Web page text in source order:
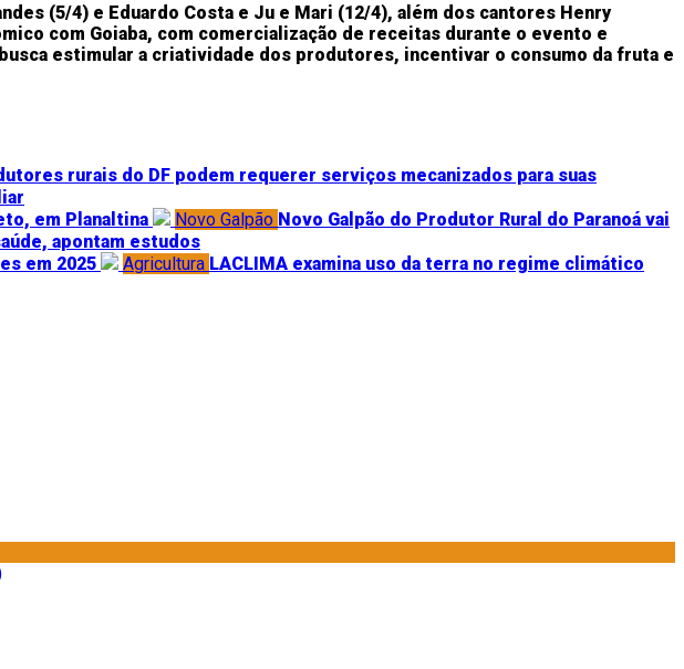
(5/4) e Eduardo Costa e Ju e Mari (12/4), além dos cantores Henry
com Goiaba, com comercialização de receitas durante o evento e
estimular a criatividade dos produtores, incentivar o consumo da fruta e
rurais do DF podem requerer serviços mecanizados para suas
em Planaltina Novo Galpão Novo Galpão do Produtor Rural do Paranoá vai
apontam estudos
em 2025 Agricultura LACLIMA examina uso da terra no regime climático